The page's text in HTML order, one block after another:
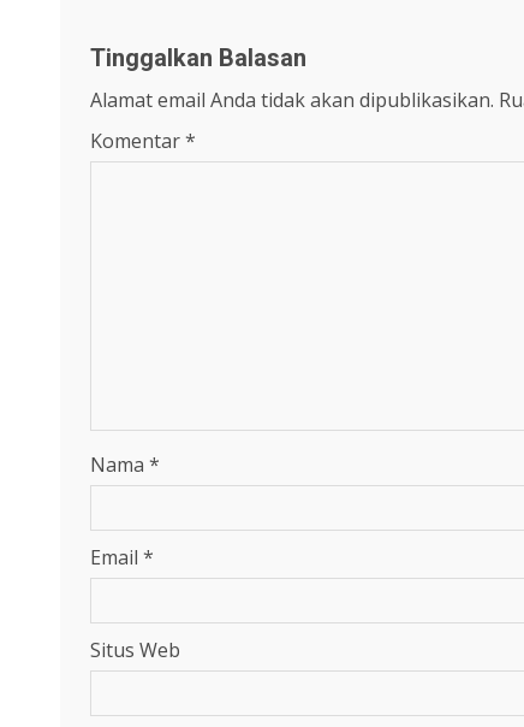
Tinggalkan Balasan
Alamat email Anda tidak akan dipublikasikan.
Komentar*
Nama *
Email *
Situs Web